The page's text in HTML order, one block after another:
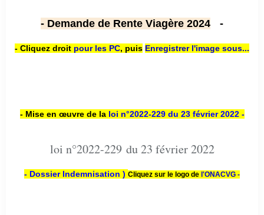
- Demande de Rente Viagère 2024 -
- Cliquez droit pour les PC, puis Enregistrer l'image sous...
- Mise en œuvre de la loi n°2022-229 du 23 février 2022 -
loi n°2022-229 du 23 février 2022
- Dossier Indemnisation ) Cliquez sur le logo de l'ONACVG -